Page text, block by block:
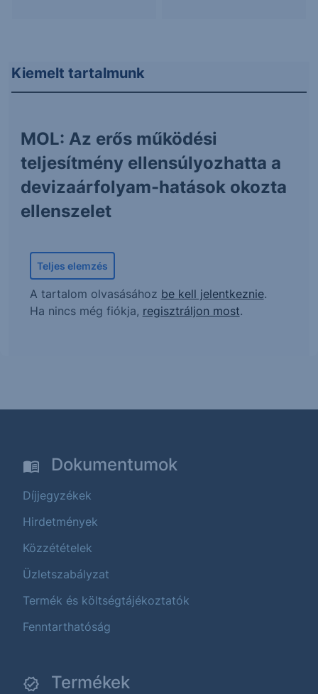
Kiemelt tartalmunk
MOL: Az erős működési
teljesítmény ellensúlyozhatta a
devizaárfolyam-hatások okozta
ellenszelet
Teljes elemzés
A tartalom olvasásához be kell jelentkeznie.
Ha nincs még fiókja, regisztráljon most.
Dokumentumok
Díjjegyzékek
Hirdetmények
Közzétételek
Üzletszabályzat
Termék és költségtájékoztatók
Fenntarthatóság
Termékek